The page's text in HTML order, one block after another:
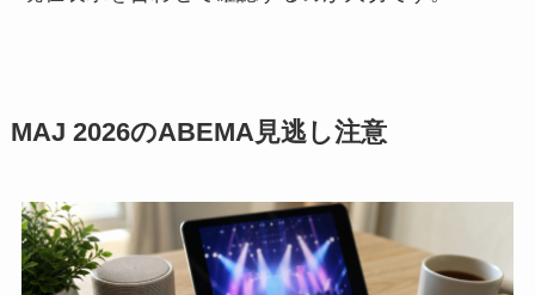
MAJ 2026のABEMA見逃し注意